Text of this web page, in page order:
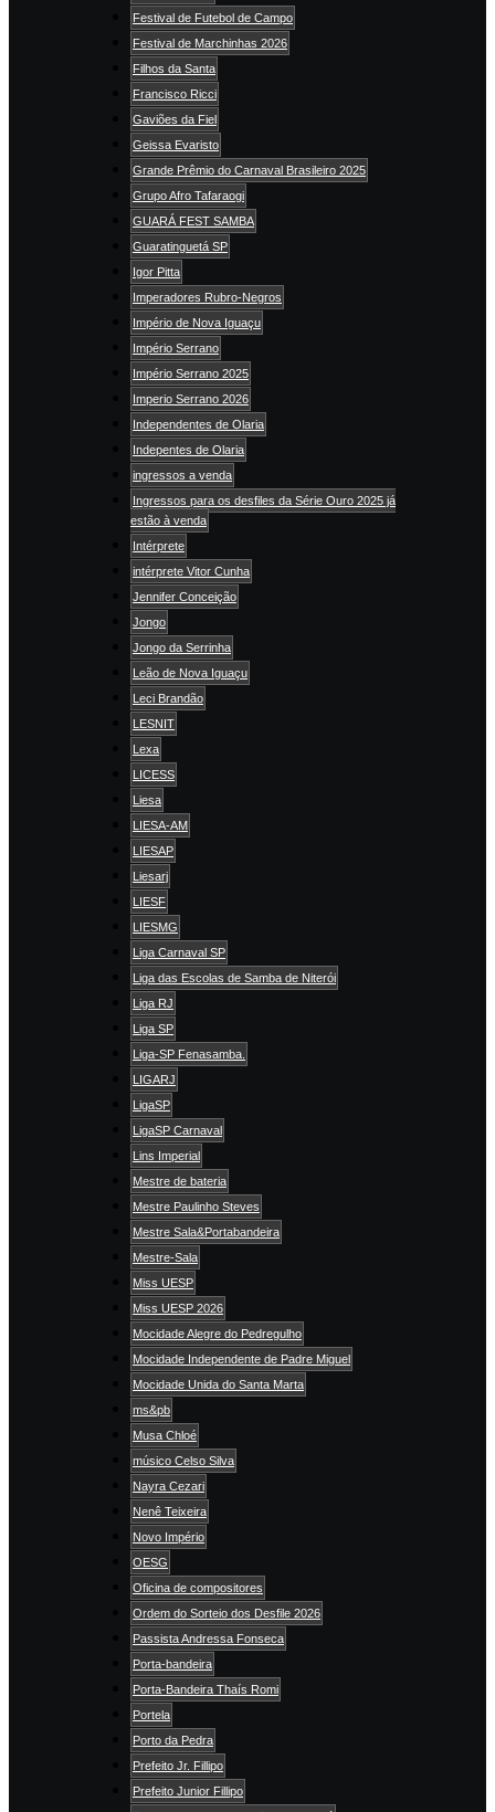
Festival de Futebol de Campo
Festival de Marchinhas 2026
Filhos da Santa
Francisco Ricci
Gaviões da Fiel
Geissa Evaristo
Grande Prêmio do Carnaval Brasileiro 2025
Grupo Afro Tafaraogi
GUARÁ FEST SAMBA
Guaratinguetá SP
Igor Pitta
Imperadores Rubro-Negros
Império de Nova Iguaçu
Império Serrano
Império Serrano 2025
Imperio Serrano 2026
Independentes de Olaria
Indepentes de Olaria
ingressos a venda
Ingressos para os desfiles da Série Ouro 2025 já
estão à venda
Intérprete
intérprete Vitor Cunha
Jennifer Conceição
Jongo
Jongo da Serrinha
Leão de Nova Iguaçu
Leci Brandão
LESNIT
Lexa
LICESS
Liesa
LIESA-AM
LIESAP
Liesarj
LIESF
LIESMG
Liga Carnaval SP
Liga das Escolas de Samba de Niterói
Liga RJ
Liga SP
Liga-SP Fenasamba.
LIGARJ
LigaSP
LigaSP Carnaval
Lins Imperial
Mestre de bateria
Mestre Paulinho Steves
Mestre Sala&Portabandeira
Mestre-Sala
Miss UESP
Miss UESP 2026
Mocidade Alegre do Pedregulho
Mocidade Independente de Padre Miguel
Mocidade Unida do Santa Marta
ms&pb
Musa Chloé
músico Celso Silva
Nayra Cezari
Nenê Teixeira
Novo Império
OESG
Oficina de compositores
Ordem do Sorteio dos Desfile 2026
Passista Andressa Fonseca
Porta-bandeira
Porta-Bandeira Thaís Romi
Portela
Porto da Pedra
Prefeito Jr. Fillipo
Prefeito Junior Fillipo